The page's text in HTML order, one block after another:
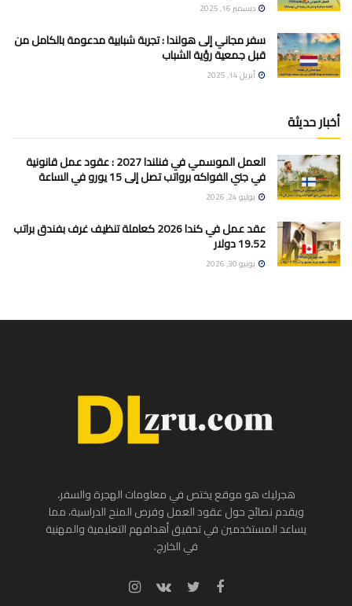
ديسمبر 16, 2025
سفر مجاني إلى هولندا : تجربة شبابية مدعومة بالكامل من
قبل جمعية رؤية الشباب
أبريل 14, 2025
أخبار حديثة
العمل الموسمي في فنلندا 2027 : عقود عمل قانونية
في جني الفواكه برواتب تصل إلى 15 يورو في الساعة
يوليو 24, 2026
عقد عمل في كندا 2026 كعاملة تنظيف غرف بفندق براتب
19.52 دولار
يونيو 30, 2026
هجرليك هو موقع يختص في معلومات الهجرة والسفر،
ويقدم نصائح حول عقود العمل وفرص المنح الدراسية، مما
يساعد المستخدمين في تحقيق أهدافهم التعليمية والمهنية
في الخارج.